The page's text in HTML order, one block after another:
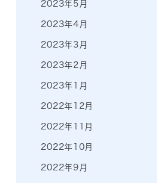
2023年5月
2023年4月
2023年3月
2023年2月
2023年1月
2022年12月
2022年11月
2022年10月
2022年9月